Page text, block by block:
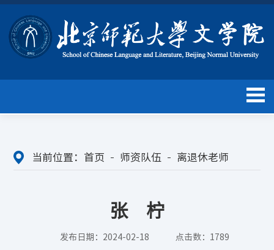
当前位置： 首页 师资队伍 离退休老师
张 柠
发布日期：2024-02-18 点击数： 1789